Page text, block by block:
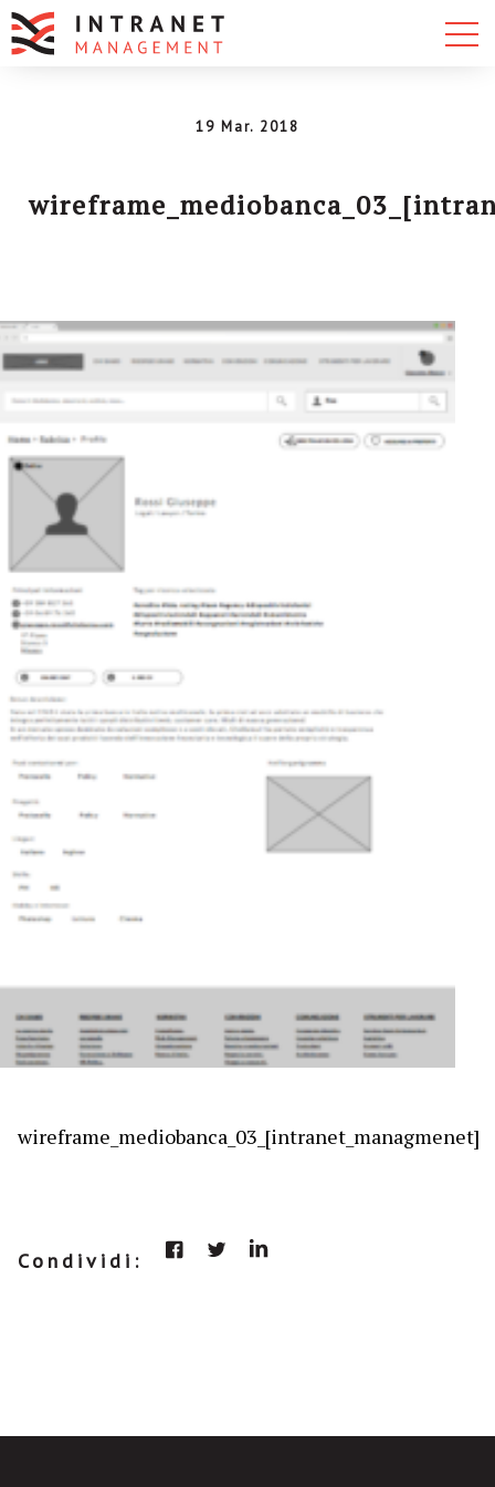
19 Mar. 2018
wireframe_mediobanca_03_[intranet_managmenet]
Condividi: